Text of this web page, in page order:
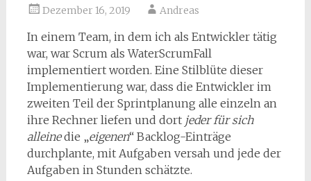
Dezember 16, 2019 Andreas
In einem Team, in dem ich als Entwickler tätig
war, war Scrum als WaterScrumFall
implementiert worden. Eine Stilblüte dieser
Implementierung war, dass die Entwickler im
zweiten Teil der Sprintplanung alle einzeln an
ihre Rechner liefen und dortjeder für sich
alleinedie „eigenen“ Backlog-Einträge
durchplante, mit Aufgaben versah und jede der
Aufgaben in Stunden schätzte.